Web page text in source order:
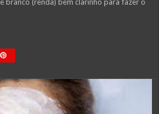
branco (renda) bem clarinho para fazer o